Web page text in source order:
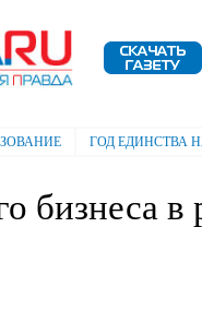
ГОД ЕДИНСТВА
бизнеса